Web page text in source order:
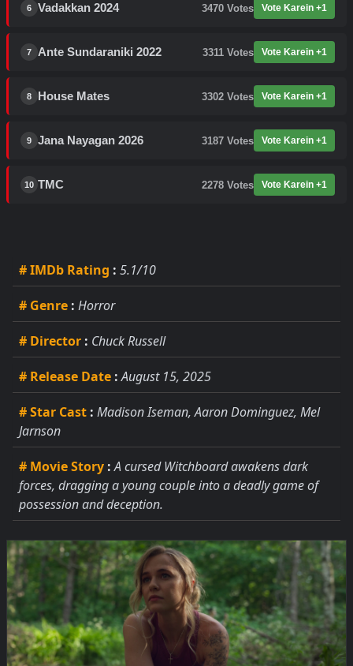
6 Vadakkan 2024 3470 Votes Vote Karein +1
7 Ante Sundaraniki 2022 3311 Votes Vote Karein +1
8 House Mates 3302 Votes Vote Karein +1
9 Jana Nayagan 2026 3187 Votes Vote Karein +1
10 TMC 2278 Votes Vote Karein +1
# IMDb Rating : 5.1/10
# Genre : Horror
# Director : Chuck Russell
# Release Date : August 15, 2025
# Star Cast : Madison Iseman, Aaron Dominguez, Mel
Jarnson
# Movie Story : A cursed Witchboard awakens dark
forces, dragging a young couple into a deadly game of
possession and deception.